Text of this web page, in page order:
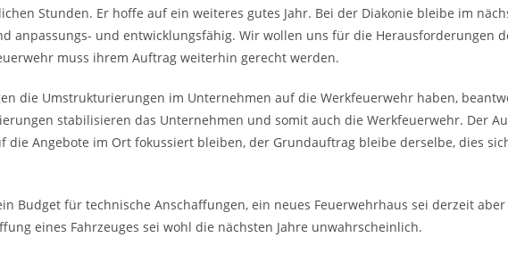
Stunden. Er hoffe auf ein weiteres gutes Jahr. Bei der Diakonie bleibe im
anpassungs- und entwicklungsfähig. Wir wollen uns für die Herausforderungen
muss ihrem Auftrag weiterhin gerecht werden.
die Umstrukturierungen im Unternehmen auf die Werkfeuerwehr haben,
stabilisieren das Unternehmen und somit auch die Werkfeuerwehr. Der
die Angebote im Ort fokussiert bleiben, der Grundauftrag bleibe derselbe, dies
Budget für technische Anschaffungen, ein neues Feuerwehrhaus sei derzeit
eines Fahrzeuges sei wohl die nächsten Jahre unwahrscheinlich.